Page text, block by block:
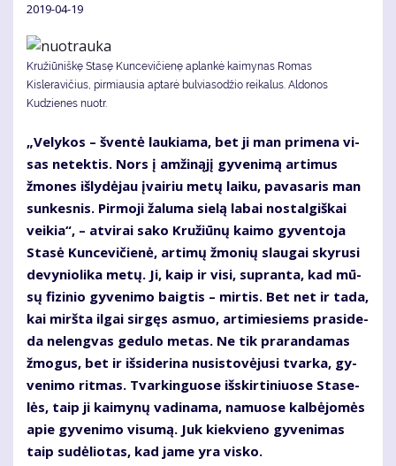
2019-04-19
Kružiūniškę Stasę Kuncevičienę aplankė kaimynas Romas
Kisleravičius, pirmiausia aptarė bulviasodžio reikalus. Aldonos
Kudzienes nuotr.
„Ve­ly­kos – šven­tė lau­kia­ma, bet ji man pri­me­na vi­
sas ne­tek­tis. Nors į am­ži­ną­jį gy­ve­ni­mą ar­ti­mus
žmo­nes iš­ly­dė­jau įvai­riu me­tų lai­ku, pa­va­sa­ris man
sun­kes­nis. Pir­mo­ji ža­lu­ma sie­lą la­bai nos­tal­giš­kai
vei­kia“, – at­vi­rai sa­ko Kru­žiū­nų kai­mo gy­ven­to­ja
Sta­sė Kun­ce­vi­čie­nė, ar­ti­mų žmo­nių slau­gai sky­ru­si
de­vy­nio­li­ka me­tų. Ji, kaip ir vi­si, su­pran­ta, kad mū­
sų fi­zi­nio gy­ve­ni­mo baig­tis – mir­tis. Bet net ir ta­da,
kai mirš­ta il­gai sir­gęs as­muo, ar­ti­mie­siems pra­si­de­
da ne­leng­vas ge­du­lo me­tas. Ne tik pra­ran­da­mas
žmo­gus, bet ir iš­si­de­ri­na nu­si­sto­vė­ju­si tvar­ka, gy­
ve­ni­mo rit­mas. Tvar­kin­guo­se iš­skir­ti­niuo­se Sta­se­
lės, taip ji kai­my­nų va­di­na­ma, na­muo­se kal­bė­jo­mės
apie gy­ve­ni­mo vi­su­mą. Juk kiek­vie­no gy­ve­ni­mas
taip su­dė­lio­tas, kad ja­me yra vis­ko.